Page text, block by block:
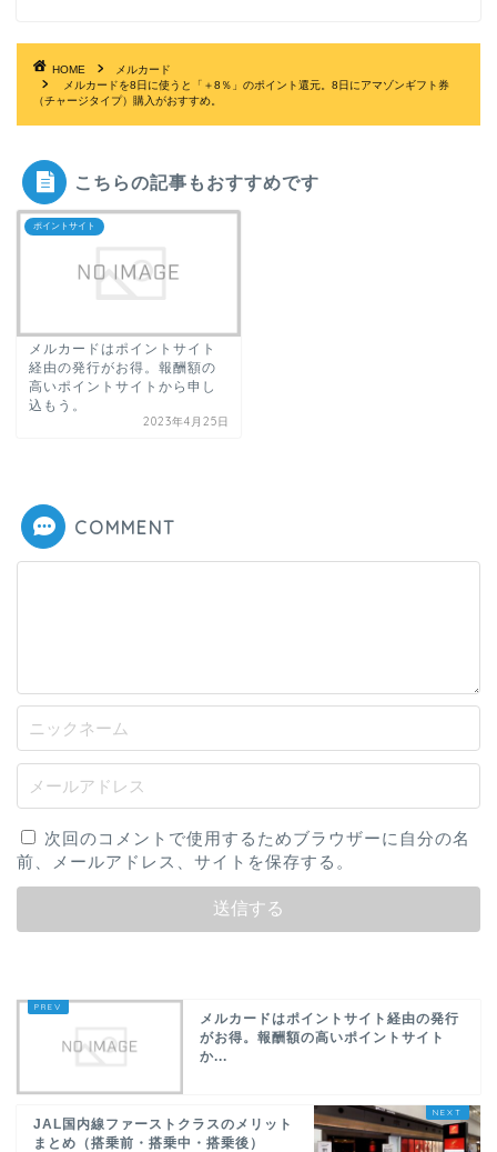
HOME
メルカード
メルカードを8日に使うと「＋8％」のポイント還元。8日にアマゾンギフト券
（チャージタイプ）購入がおすすめ。
こちらの記事もおすすめです
ポイントサイト
メルカードはポイントサイト
経由の発行がお得。報酬額の
高いポイントサイトから申し
込もう。
2023年4月25日
COMMENT
次回のコメントで使用するためブラウザーに自分の名
前、メールアドレス、サイトを保存する。
メルカードはポイントサイト経由の発行
がお得。報酬額の高いポイントサイト
か...
JAL国内線ファーストクラスのメリット
まとめ（搭乗前・搭乗中・搭乗後）